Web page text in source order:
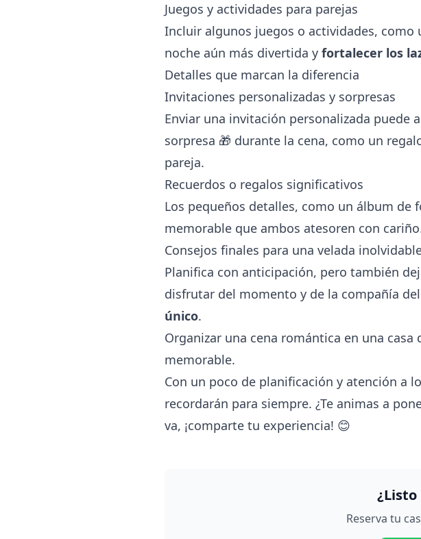
Juegos y actividades para parejas
Incluir algunos juegos o actividades, como
noche aún más divertida y fortalecer los
Detalles que marcan la diferencia
Invitaciones personalizadas y sorpresas
Enviar una invitación personalizada puede
sorpresa 🎁 durante la cena, como un
pareja.
Recuerdos o regalos significativos
Los pequeños detalles, como un álbum
memorable que ambos atesoren con
Consejos finales para una velada
Planifica con anticipación, pero también
disfrutar del momento y de la compañía
único.
Organizar una cena romántica en una casa
memorable.
Con un poco de planificación y atención a
recordarán para siempre. ¿Te animas a
va, ¡comparte tu experiencia! 😊
¿Listo
Reserva tu